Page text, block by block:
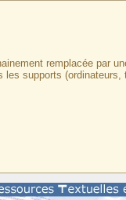
remplacée par
supports